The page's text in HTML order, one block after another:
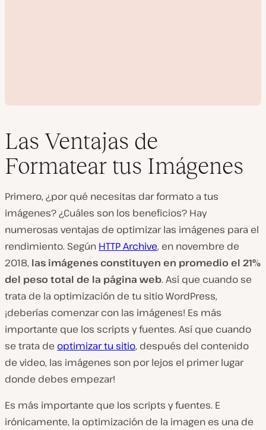
p
o
d
u
c
i
r
í
e
Las Ventajas de
Formatear tus Imágenes
Primero, ¿por qué necesitas dar formato a tus
imágenes? ¿Cuáles son los beneficios? Hay
numerosas ventajas de optimizar las imágenes para el
rendimiento. Según HTTP Archive, en novembre de
2018, las imágenes constituyen en promedio el 21%
del peso total de la página web. Así que cuando se
trata de la optimización de tu sitio WordPress,
¡deberías comenzar con las imágenes! Es más
importante que los scripts y fuentes. Así que cuando
se trata de optimizar tu sitio, después del contenido
de video, las imágenes son por lejos el primer lugar
donde debes empezar!
Es más importante que los scripts y fuentes. E
irónicamente, la optimización de la imagen es una de